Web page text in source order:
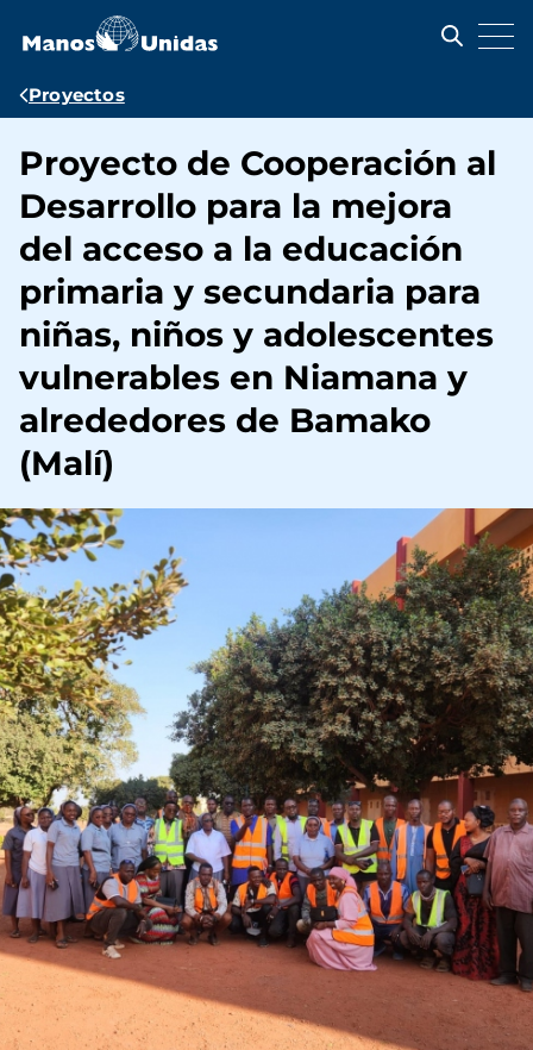
contenido
Ruta
navegación
Proyectos
Proyecto de Cooperación al
Desarrollo para la mejora
del acceso a la educación
primaria y secundaria para
niñas, niños y adolescentes
vulnerables en Niamana y
alrededores de Bamako
(Malí)